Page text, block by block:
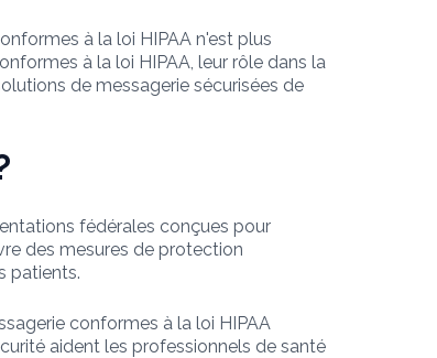
à la loi HIPAA n'est plus
à la loi HIPAA, leur rôle dans la
de messagerie sécurisées de
fédérales conçues pour
des mesures de protection
patients.
conformes à la loi HIPAA
aident les professionnels de santé